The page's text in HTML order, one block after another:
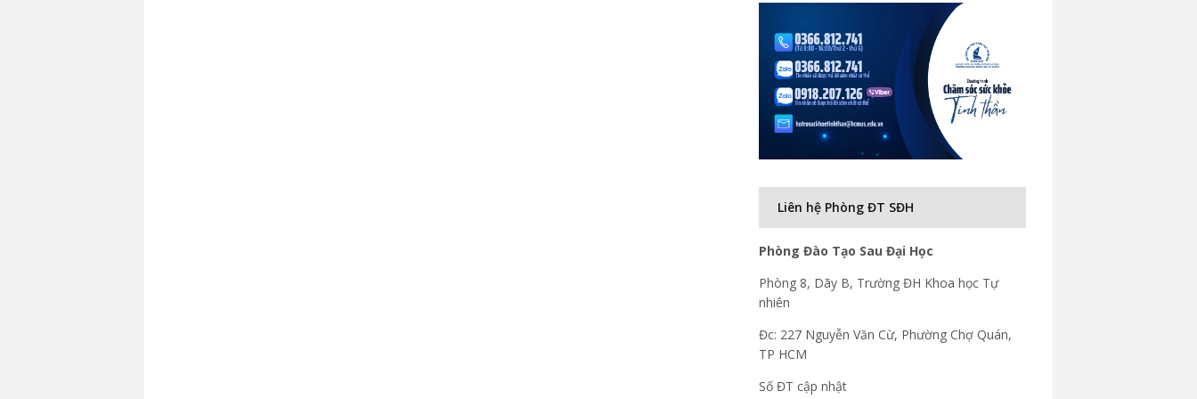
Liên hệ Phòng ĐT SĐH
Phòng Đào Tạo Sau Đại Học
Phòng 8, Dãy B, Trường ĐH Khoa học Tự
nhiên
Đc: 227 Nguyễn Văn Cừ, Phường Chợ Quán,
TP HCM
Số ĐT cập nhật